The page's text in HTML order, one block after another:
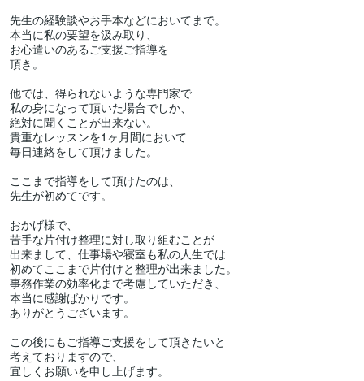
先生の経験談やお手本などにおいてまで。
本当に私の要望を汲み取り、
お心遣いのあるご支援ご指導を
頂き。
他では、得られないような専門家で
私の身になって頂いた場合でしか、
絶対に聞くことが出来ない。
貴重なレッスンを1ヶ月間において
毎日連絡をして頂けました。
ここまで指導をして頂けたのは、
先生が初めてです。
おかげ様で、
苦手な片付け整理に対し取り組むことが
出来まして、仕事場や寝室も私の人生では
初めてここまで片付けと整理が出来ました。
事務作業の効率化まで考慮していただき、
本当に感謝ばかりです。
ありがとうございます。
この後にもご指導ご支援をして頂きたいと
考えておりますので、
宜しくお願いを申し上げます。